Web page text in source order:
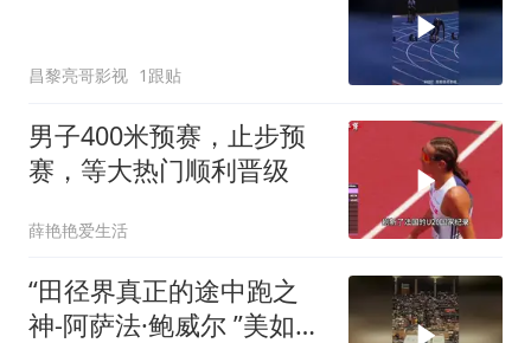
昌黎亮哥影视 1跟贴
男子400米预赛，止步预
赛，等大热门顺利晋级
薛艳艳爱生活
“田径界真正的途中跑之
神-阿萨法·鲍威尔 ”美如画